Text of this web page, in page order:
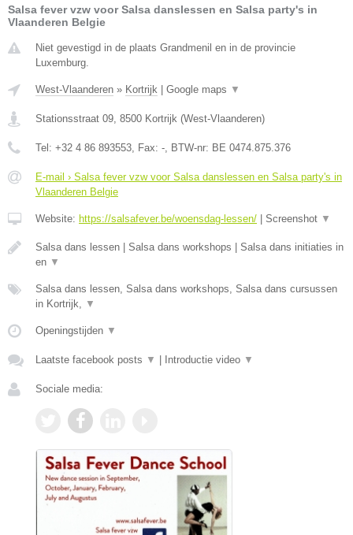
Salsa fever vzw voor Salsa danslessen en Salsa party's in
Vlaanderen Belgie
Niet gevestigd in de plaats Grandmenil en in de provincie
Luxemburg.
West-Vlaanderen » Kortrijk Google maps ▼
Stationsstraat 09, 8500 Kortrijk (West-Vlaanderen)
Tel: +32 4 86 893553, Fax: -, BTW-nr: BE 0474.875.376
E-mail › Salsa fever vzw voor Salsa danslessen en Salsa party's in
Vlaanderen Belgie
Website: https://salsafever.be/woensdag-lessen/ Screenshot ▼
Salsa dans lessen | Salsa dans workshops | Salsa dans initiaties in
en ▼
Salsa dans lessen, Salsa dans workshops, Salsa dans cursussen
in Kortrijk, ▼
Openingstijden ▼
Laatste facebook posts ▼ Introductie video ▼
Sociale media: